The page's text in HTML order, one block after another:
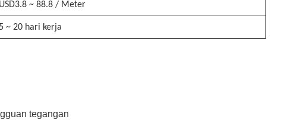
USD3.8 ~ 88.8 / Meter
5 ~ 20 hari kerja
tegangan